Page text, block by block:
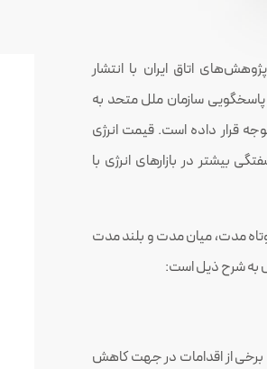
اتاق ایران با انتشار
جنگ در اوکراین: بحران انرژی» (گزارش شماره 3 گروه پاسخگویی سازمان ملل متحد به
قرار داده است. قیمت انرژی
بیشتر در بازارهای انرژی با
مدت، میان مدت و بلند مدت
به شرح ذیل است:
برخی از اقدامات در جهت کاهش